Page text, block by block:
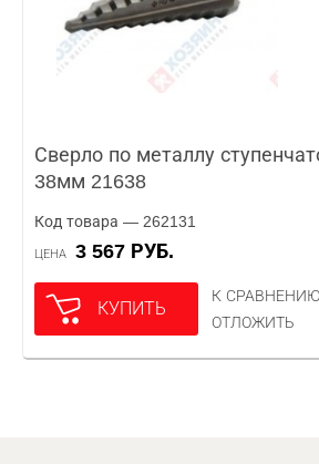
Сверло по металлу
38мм 21638
Код товара — 262131
ЦЕНА 3 567 РУБ.
КУПИТЬ
К СРАВНЕНИЮ
ОТЛОЖИТЬ